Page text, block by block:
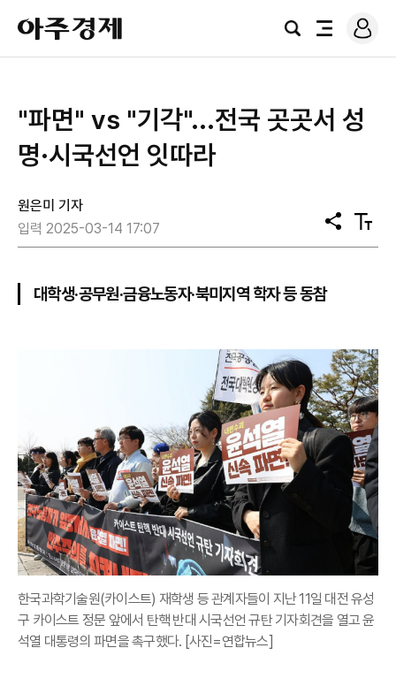
아
주
경
검
전
로
그
"파면" vs "기각"...전국 곳곳서 성
명·시국선언 잇따라
원은미 기자
입력 2025-03-14 17:07
공
유
텍
스
대학생·공무원·금융노동자·북미지역 학자 등 동참
한국과학기술원(카이스트) 재학생 등 관계자들이 지난 11일 대전 유성
구 카이스트 정문 앞에서 탄핵 반대 시국선언 규탄 기자회견을 열고 윤
석열 대통령의 파면을 촉구했다. [사진=연합뉴스]